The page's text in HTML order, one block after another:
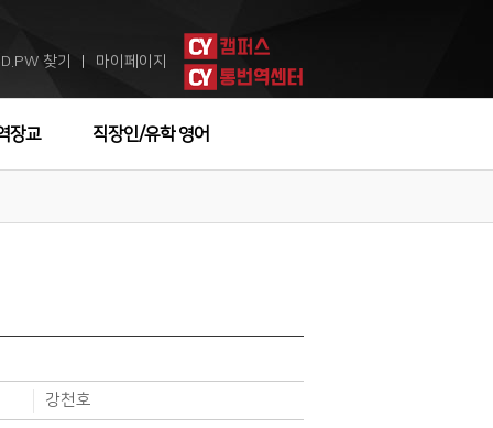
ID.PW 찾기 마이페이지
장교 직장인/유학 영어
강천호